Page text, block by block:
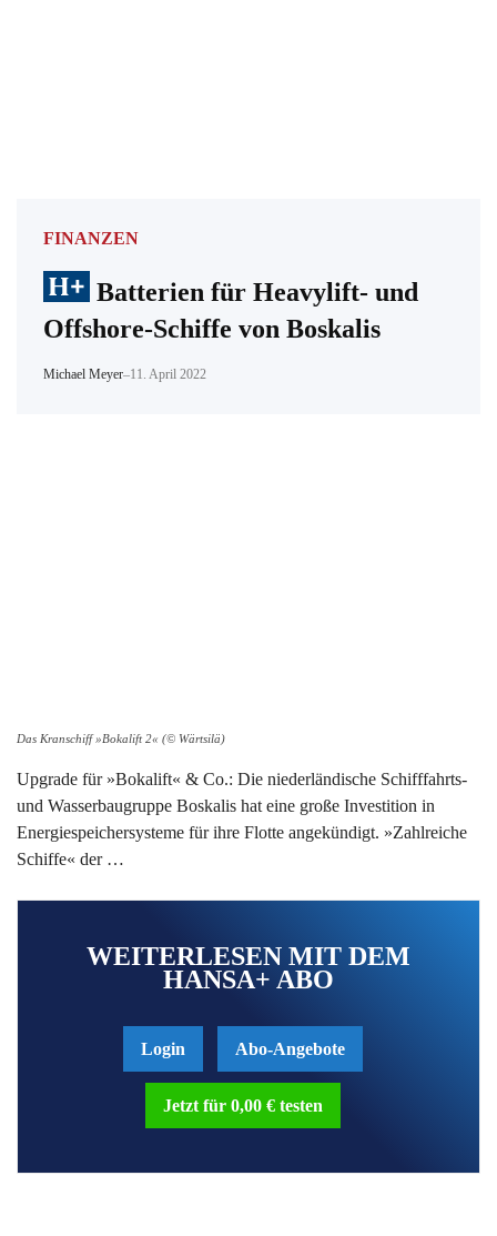
FINANZEN
Batterien für Heavylift- und
Offshore-Schiffe von Boskalis
Michael Meyer–11. April 2022
Das Kranschiff »Bokalift 2« (© Wärtsilä)
Upgrade für »Bokalift« & Co.: Die niederländische Schifffahrts-
und Wasserbaugruppe Boskalis hat eine große Investition in
Energiespeichersysteme für ihre Flotte angekündigt. »Zahlreiche
Schiffe« der …
WEITERLESEN MIT DEM
HANSA+ ABO
Login Abo-Angebote
Jetzt für 0,00 € testen